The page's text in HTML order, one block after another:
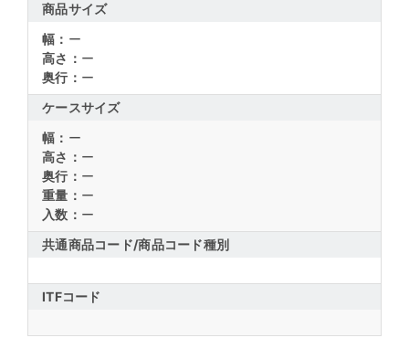
商品サイズ
幅： ー
高さ： ー
奥行： ー
ケースサイズ
幅： ー
高さ： ー
奥行： ー
重量： ー
入数： ー
共通商品コード/商品コード種別
ITFコード